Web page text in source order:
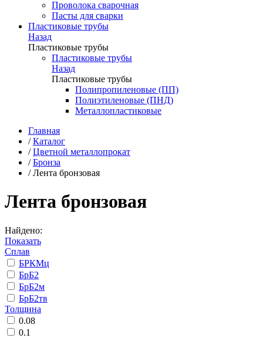
Проволока сварочная
Пасты для сварки
Пластиковые трубы
Назад
Пластиковые трубы
Пластиковые трубы
Назад
Пластиковые трубы
Полипропиленовые (ПП)
Полиэтиленовые (ПНД)
Металлопластиковые
Главная
/ Каталог
/ Цветной металлопрокат
/ Бронза
/ Лента бронзовая
Лента бронзовая
Найдено:
Показать
Сплав
БРКМц
БрБ2
БрБ2м
БрБ2тв
Толщина
0.08
0.1